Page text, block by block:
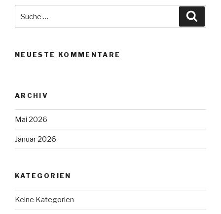
NEUESTE KOMMENTARE
ARCHIV
Mai 2026
Januar 2026
KATEGORIEN
Keine Kategorien